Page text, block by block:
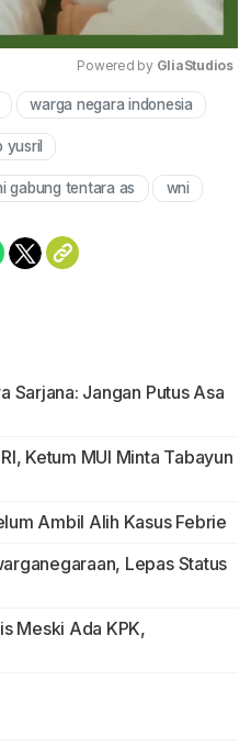
Mute
Powered by GliaStudios
warga negara indonesia
yusril
gabung tentara as wni
Sarjana: Jangan Putus Asa
Ketum MUI Minta Tabayun
Ambil Alih Kasus Febrie
Lepas Status
Meski Ada KPK,